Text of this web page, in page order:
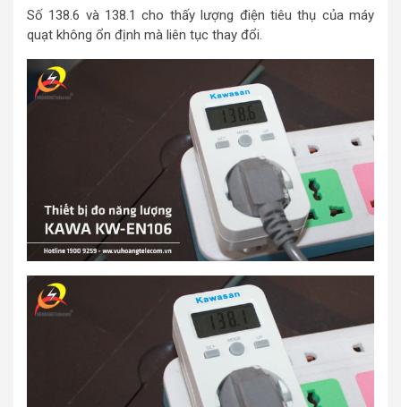
Số 138.6 và 138.1 cho thấy lượng điện tiêu thụ của máy
quạt không ổn định mà liên tục thay đổi.